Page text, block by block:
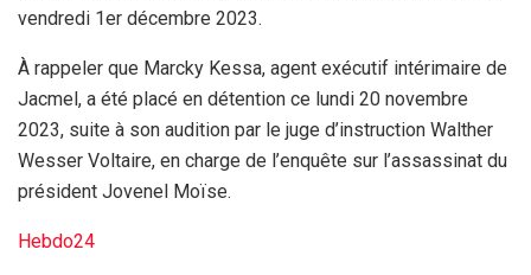
vendredi 1er décembre 2023.
À rappeler que Marcky Kessa, agent exécutif intérimaire de
Jacmel, a été placé en détention ce lundi 20 novembre
2023, suite à son audition par le juge d’instruction Walther
Wesser Voltaire, en charge de l’enquête sur l’assassinat du
président Jovenel Moïse.
Hebdo24